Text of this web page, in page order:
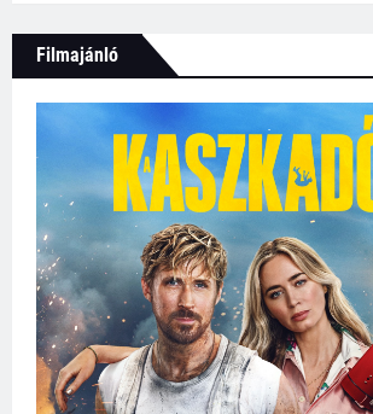
Filmajánló